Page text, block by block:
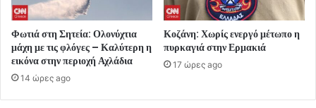
Φωτιά στη Σητεία: Ολονύχτια
μάχη με τις φλόγες – Καλύτερη η
εικόνα στην περιοχή Αχλάδια
14 ώρες ago
Κοζάνη: Χωρίς ενεργό μέτωπο η
πυρκαγιά στην Ερμακιά
17 ώρες ago